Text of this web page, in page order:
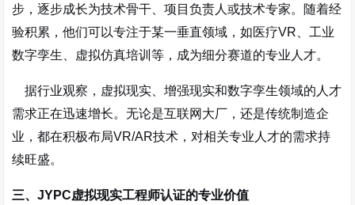
步，逐步成长为技术骨干、项目负责人或技术专家。随着经
验积累，他们可以专注于某一垂直领域，如医疗VR、工业
数字孪生、虚拟仿真培训等，成为细分赛道的专业人才。
据行业观察，虚拟现实、增强现实和数字孪生领域的人才
需求正在迅速增长。无论是互联网大厂，还是传统制造企
业，都在积极布局VR/AR技术，对相关专业人才的需求持
续旺盛。
三、JYPC虚拟现实工程师认证的专业价值